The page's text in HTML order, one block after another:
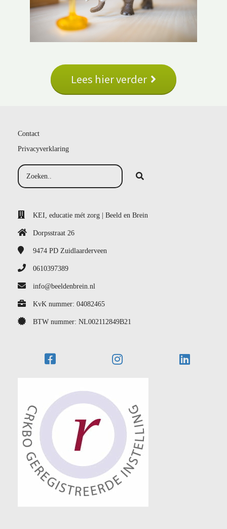
Lees hier verder
Contact
Privacyverklaring
KEI, educatie mét zorg | Beeld en Brein
Dorpsstraat 26
9474 PD Zuidlaarderveen
0610397389
info@beeldenbrein.nl
KvK nummer: 04082465
BTW nummer: NL002112849B21